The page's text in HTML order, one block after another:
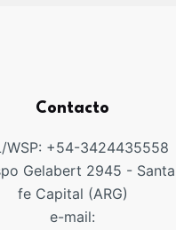
Contacto
WSP: +54-3424435558
Gelabert 2945 - Santa
fe Capital (ARG)
e-mail: